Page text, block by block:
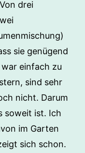
drei
sie genügend
einfach zu
sind sehr
nicht. Darum
soweit ist. Ich
im Garten
sich schon.